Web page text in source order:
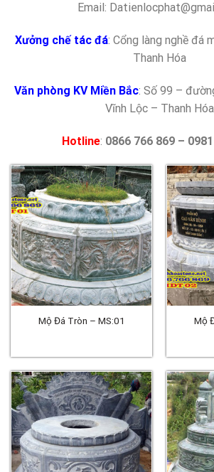
Email:
Xưởng chế tác đá: Cổng làng nghề đá
Thanh Hóa
Văn phòng KV Miền Bắc: Số 99 –
Vĩnh Lộc – Thanh Hóa
Hotline: 0866 766 869 –
Mộ Đá Tròn – MS:01 Mộ